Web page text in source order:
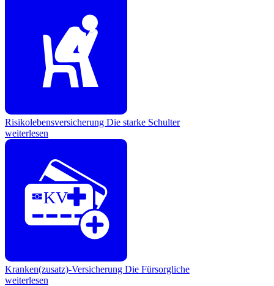
Risikolebensversicherung Die starke Schulter
weiterlesen
KV
Kranken(zusatz)-Versicherung Die Fürsorgliche
weiterlesen